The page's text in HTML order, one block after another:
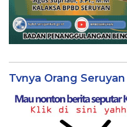
Tvnya Orang Seruyan